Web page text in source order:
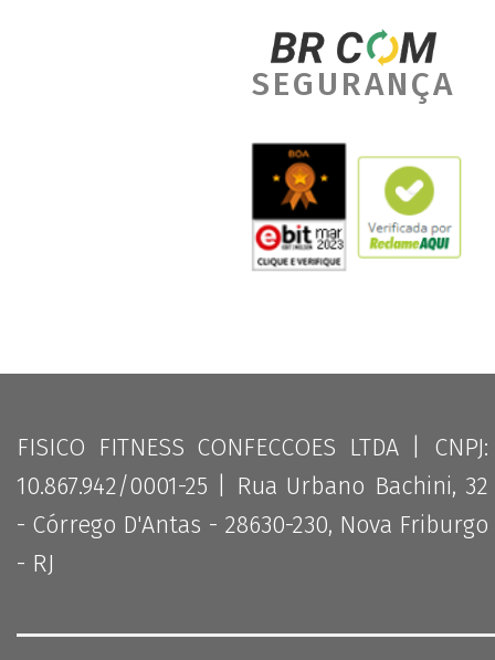
SEGURANÇA
FISICO FITNESS CONFECCOES LTDA | CNPJ:
10.867.942/0001-25 | Rua Urbano Bachini, 32
- Córrego D'Antas - 28630-230, Nova Friburgo
- RJ